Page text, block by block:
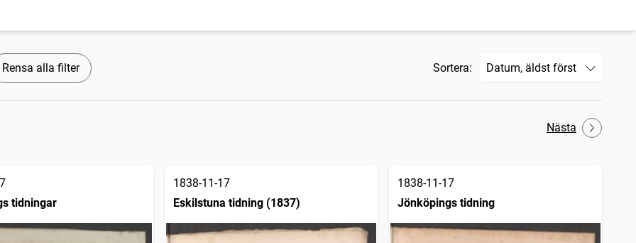
Rensa alla filter Sortera:
Nästa
tidningar
1838-11-17
Eskilstuna tidning (1837)
1838-11-17
Jönköpings tidning